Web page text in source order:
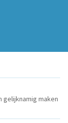
gelijknamig maken